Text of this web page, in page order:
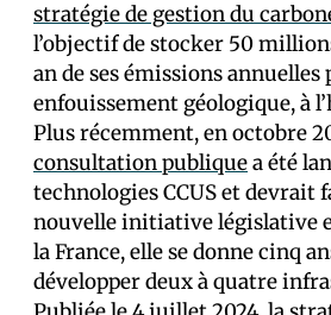
stratégie de gestion du
l’objectif de stocker 50
an de ses émissions annuelles
enfouissement géologique, à
Plus récemment, en octobre
consultation publiquea été
technologies CCUS et devrait
nouvelle initiative législative
la France, elle se donne cinq
développer deux à quatre